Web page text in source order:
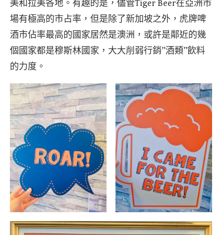
美和拉美各地。有趣的是，儘管Tiger Beer在亞洲市
場有極高的市占率，但是除了新加坡之外，虎牌啤
酒市佔率最高的國家居然是澳洲，或許是鄰近的幾
個國家都是穆斯林國家，大大削弱行銷”酒類”飲料
的力度。